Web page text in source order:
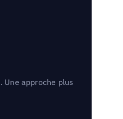
Une approche plus